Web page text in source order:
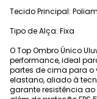
Tecido Principal:
Tipo de Alça: Fixa
O Top Ombro Único
performance, ideal
partes de cima para o
elastano, aliado à
garante resistência ao